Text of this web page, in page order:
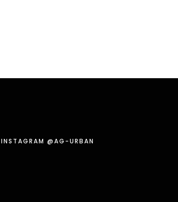
INSTA­GRAM @AG-URBAN